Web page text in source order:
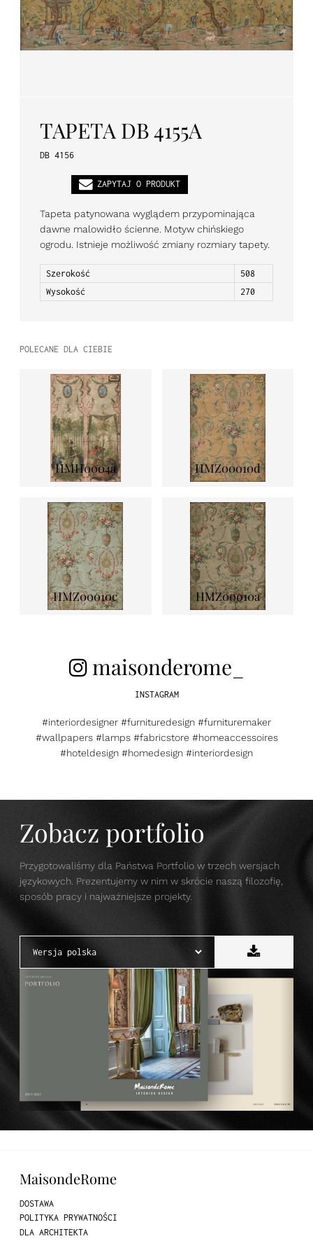
PL EN DE
TAPETA DB 4155A
DB 4156
ZAPYTAJ O PRODUKT
Tapeta patynowana wyglądem przypominająca
dawne malowidło ścienne. Motyw chińskiego
ogrodu. Istnieje możliwość zmiany rozmiary tapety.
Szerokość
508
Wysokość
270
POLECANE DLA CIEBIE
HMH0004a HMZ00010d
HMZ00010c HMZ00010a
maisonderome_
INSTAGRAM
#interiordesigner #furnituredesign #furnituremaker
#wallpapers #lamps #fabricstore #homeaccessoires
#hoteldesign #homedesign #interiordesign
Zobacz portfolio
Przygotowaliśmy dla Państwa Portfolio w trzech wersjach
językowych. Prezentujemy w nim w skrócie naszą filozofię,
sposób pracy i najważniejsze projekty.
MaisondeRome
DOSTAWA
POLITYKA PRYWATNOŚCI
DLA ARCHITEKTA